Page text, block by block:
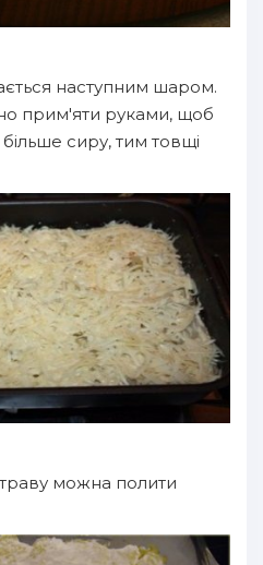
наступним шаром.
прим'яти руками, щоб
сиру, тим товщі
можна полити